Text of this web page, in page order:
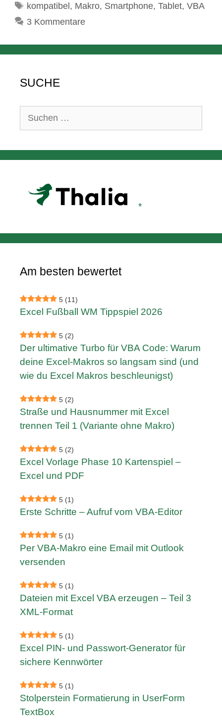
Schlagwörter
kompatibel , Makro, Smartphone, Tablet, VBA
3 Kommentare
SUCHE
Suchen
Am besten bewertet
5 (11)
Excel Fußball WM Tippspiel 2026
5 (2)
Der ultimative Turbo für VBA Code: Warum
deine Excel-Makros so langsam sind (und
wie du Excel Makros beschleunigst)
5 (2)
Straße und Hausnummer mit Excel
trennen Teil 1 (Variante ohne Makro)
5 (2)
Excel Vorlage Phase 10 Kartenspiel –
Excel und PDF
5 (1)
Erste Schritte – Aufruf vom VBA-Editor
5 (1)
Per VBA-Makro eine Email mit Outlook
versenden
5 (1)
Dateien mit Excel VBA erzeugen – Teil 3
XML-Format
5 (1)
Excel PIN- und Passwort-Generator für
sichere Kennwörter
5 (1)
Stolperstein Formatierung in UserForm
TextBox